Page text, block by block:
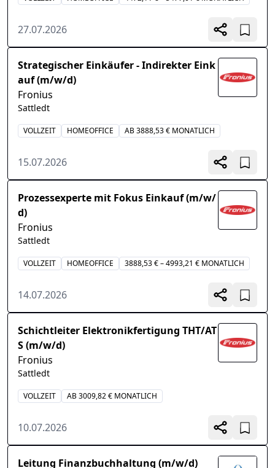
27.07.2026
Strategischer Einkäufer - Indirekter Eink
auf (m/w/d)
Fronius
Sattledt
VOLLZEIT HOMEOFFICE AB 3888,53 € MONATLICH
15.07.2026
Prozessexperte mit Fokus Einkauf (m/w/
d)
Fronius
Sattledt
VOLLZEIT HOMEOFFICE 3888,53 € – 4993,21 € MONATLICH
14.07.2026
Schichtleiter Elektronikfertigung THT/AT
S (m/w/d)
Fronius
Sattledt
VOLLZEIT AB 3009,82 € MONATLICH
10.07.2026
Leitung Finanzbuchhaltung (m/w/d)